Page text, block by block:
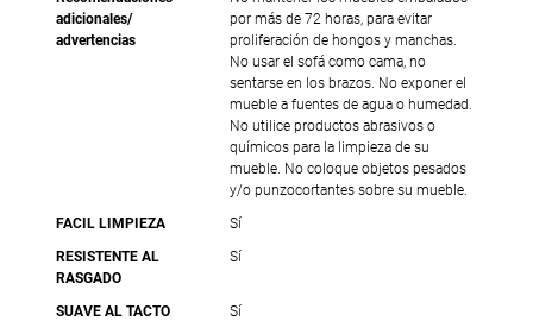
adicionales/
advertencias
por más de 72 horas, para evitar
proliferación de hongos y manchas.
No usar el sofá como cama, no
sentarse en los brazos. No exponer el
mueble a fuentes de agua o humedad.
No utilice productos abrasivos o
químicos para la limpieza de su
mueble. No coloque objetos pesados
y/o punzocortantes sobre su mueble.
FACIL LIMPIEZA
Sí
RESISTENTE AL
RASGADO
Sí
SUAVE AL TACTO
Sí